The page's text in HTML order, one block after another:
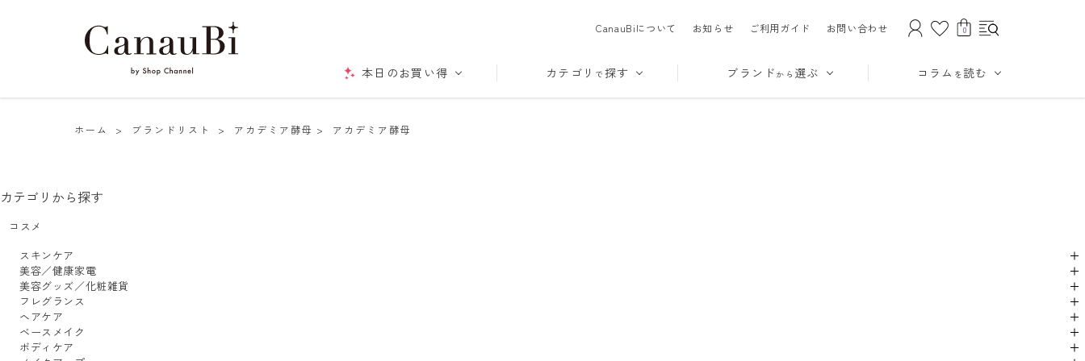
CanauBiについて お知らせ ご利用ガイド お問い合わせ 0
本日のお買い得 カテゴリ で探す ブランド から 選ぶ コラム を読む
ホーム > ブランドリスト > アカデミア酵母 > アカデミア酵母
カテゴリから探す
コスメ
スキンケア
美容／健康家電
美容グッズ／化粧雑貨
フレグランス
ヘアケア
ベースメイク
ボディケア